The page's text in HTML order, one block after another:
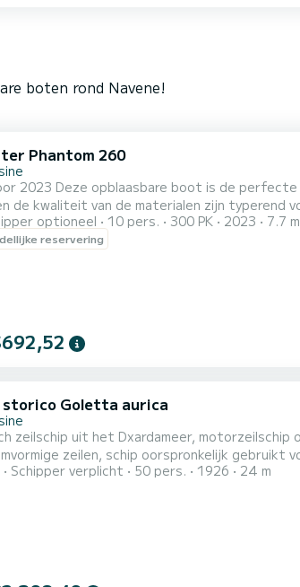
boten rond Navene!
Phantom 260
2023 Deze opblaasbare boot is de
de kwaliteit van de materialen zijn typerend
voorbehouden is aan maxiribs. Gemotoriseerd met een Mercury V8-buitenboordmotor van 300 pk
met Garmin boordelektronica met kaarten,
optioneel 10 pers. 300 PK 2023 7.7 m
reservering
storico Goletta aurica
zeilschip uit het Dxardameer,
zeilen, schip oorspronkelijk gebruikt
tegenwoordig een prestigieuze
Schipper verplicht 50 pers. 1926 24 m